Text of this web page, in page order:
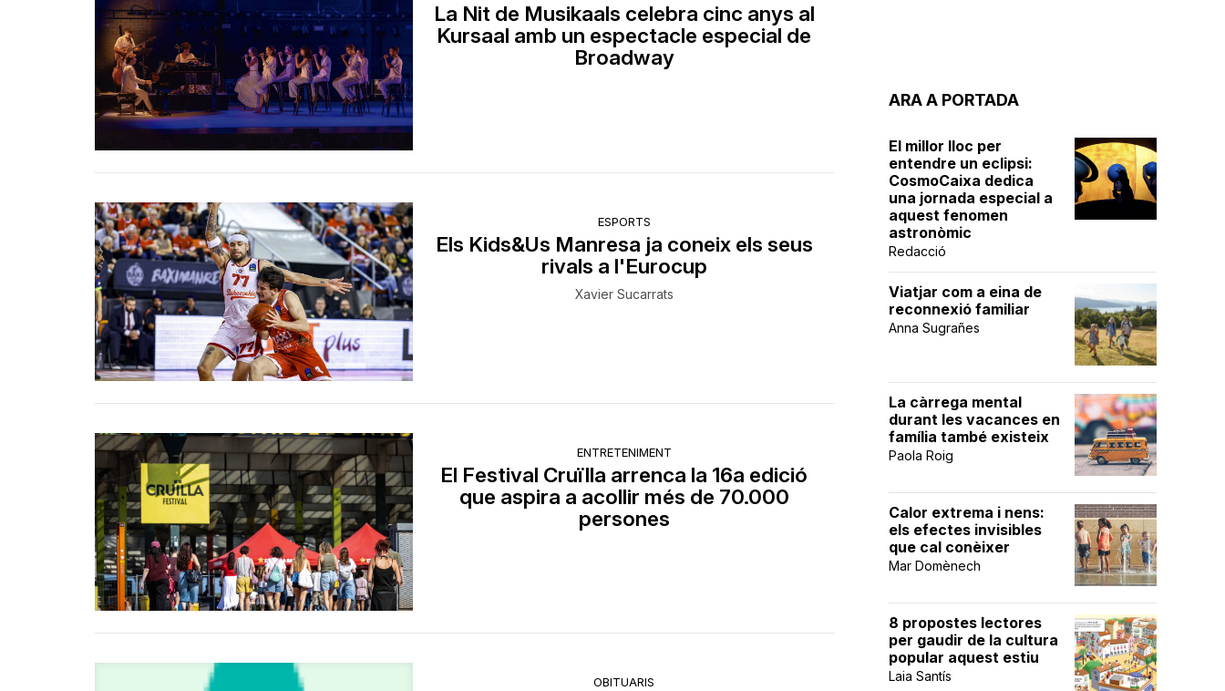
La Nit de Musikaals celebra cinc anys al
Kursaal amb un espectacle especial de
Broadway
ESPORTS
Els Kids&Us Manresa ja coneix els seus
rivals a l'Eurocup
Xavier Sucarrats
ENTRETENIMENT
El Festival Cruïlla arrenca la 16a edició
que aspira a acollir més de 70.000
persones
OBITUARIS
ARA A PORTADA
El millor lloc per
entendre un eclipsi:
CosmoCaixa dedica
una jornada especial a
aquest fenomen
astronòmic
Redacció
Viatjar com a eina de
reconnexió familiar
Anna Sugrañes
La càrrega mental
durant les vacances en
família també existeix
Paola Roig
Calor extrema i nens:
els efectes invisibles
que cal conèixer
Mar Domènech
8 propostes lectores
per gaudir de la cultura
popular aquest estiu
Laia Santís